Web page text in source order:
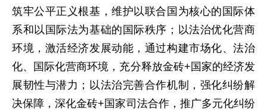
筑牢公平正义根基，维护以联合国为核心的国际体
系和以国际法为基础的国际秩序；以法治优化营商
环境，激活经济发展动能，通过构建市场化、法治
化、国际化营商环境，充分释放金砖+国家的经济发
展韧性与潜力；以法治完善合作机制，强化纠纷解
决保障，深化金砖+国家司法合作，推广多元化纠纷